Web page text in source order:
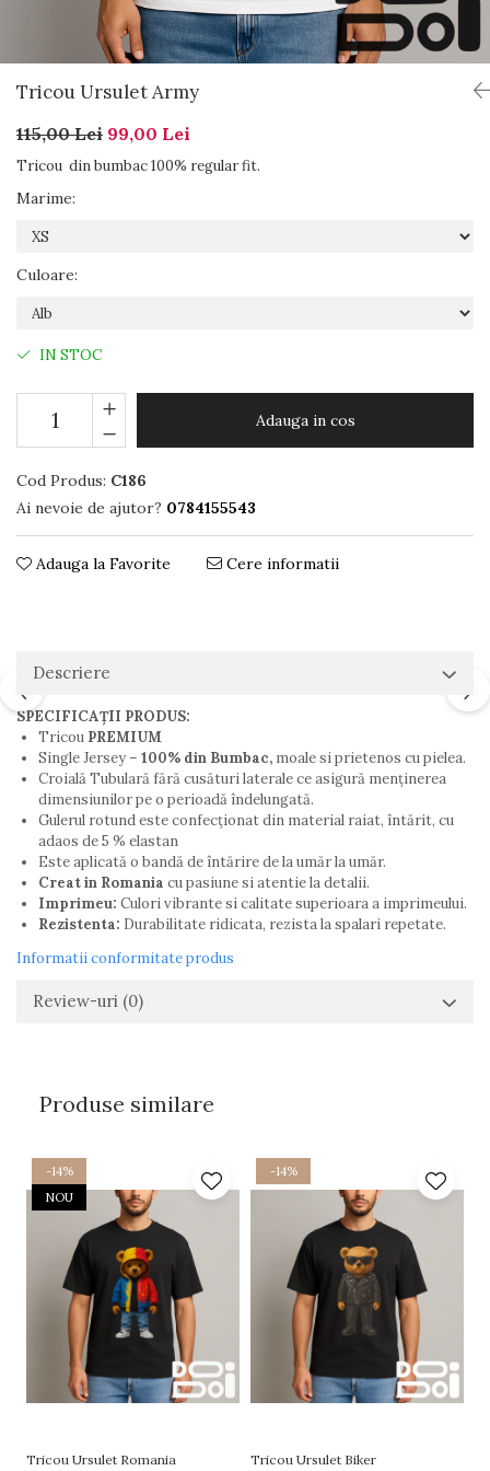
Tricou Ursulet Army
115,00 Lei 99,00 Lei
Tricou din bumbac 100% regular fit.
Marime:
Culoare:
IN STOC
Adauga in cos
Cod Produs: C186
Ai nevoie de ajutor? 0784155543
Adauga la Favorite Cere informatii
Descriere
SPECIFICAȚII PRODUS:
Tricou PREMIUM
Single Jersey – 100% din Bumbac, moale si prietenos cu pielea.
Croială Tubulară fără cusături laterale ce asigură menţinerea
dimensiunilor pe o perioadă îndelungată.
Gulerul rotund este confecționat din material raiat, întărit, cu
adaos de 5 % elastan
Este aplicată o bandă de întărire de la umăr la umăr.
Creat in Romania cu pasiune si atentie la detalii.
Imprimeu: Culori vibrante si calitate superioara a imprimeului.
Rezistenta: Durabilitate ridicata, rezista la spalari repetate.
Informatii conformitate produs
Review-uri (0)
Produse similare
-14%
NOU
Tricou Ursulet Romania
-14%
Tricou Ursulet Biker